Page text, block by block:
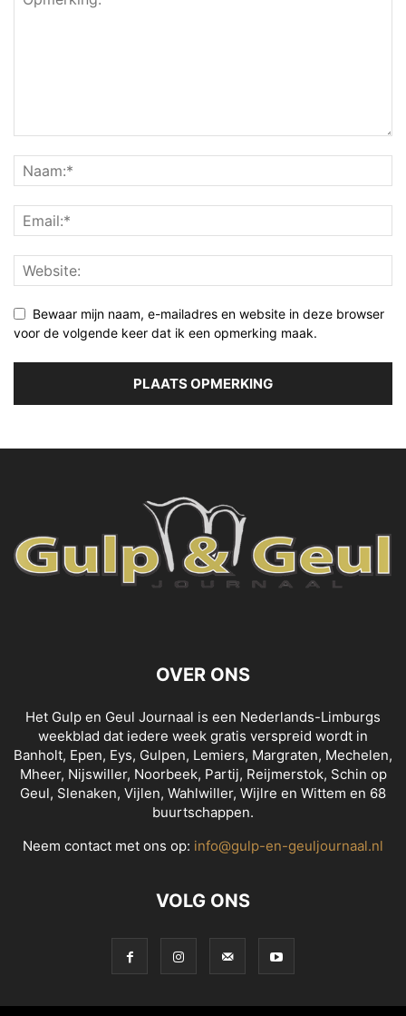
Bewaar mijn naam, e-mailadres en website in deze browser
voor de volgende keer dat ik een opmerking maak.
OVER ONS
Het Gulp en Geul Journaal is een Nederlands-Limburgs
weekblad dat iedere week gratis verspreid wordt in
Banholt, Epen, Eys, Gulpen, Lemiers, Margraten, Mechelen,
Mheer, Nijswiller, Noorbeek, Partij, Reijmerstok, Schin op
Geul, Slenaken, Vijlen, Wahlwiller, Wijlre en Wittem en 68
buurtschappen.
Neem contact met ons op: info@gulp-en-geuljournaal.nl
VOLG ONS